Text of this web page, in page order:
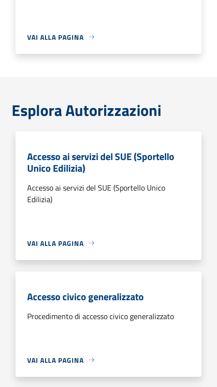
VAI ALLA PAGINA
Esplora Autorizzazioni
Accesso ai servizi del SUE (Sportello
Unico Edilizia)
Accesso ai servizi del SUE (Sportello Unico
Edilizia)
VAI ALLA PAGINA
Accesso civico generalizzato
Procedimento di accesso civico generalizzato
VAI ALLA PAGINA